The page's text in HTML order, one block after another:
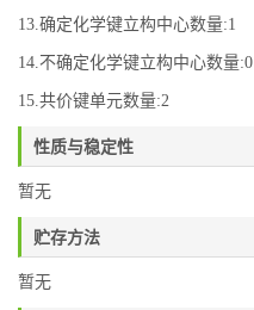
13.确定化学键立构中心数量:1
14.不确定化学键立构中心数量:0
15.共价键单元数量:2
性质与稳定性
暂无
贮存方法
暂无